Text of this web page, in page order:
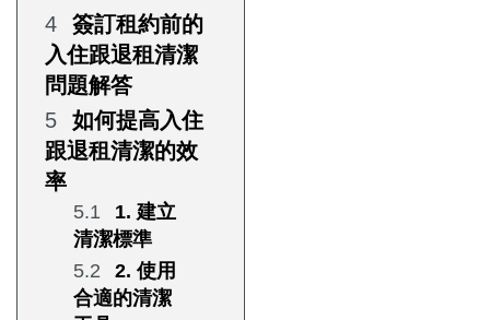
簽訂租約前的
入住跟退租清潔
問題解答
如何提高入住
跟退租清潔的效
率
1. 建立
清潔標準
2. 使用
合適的清潔